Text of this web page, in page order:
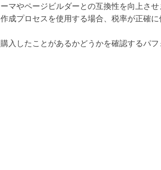
マやページビルダーとの互換性を向上させ
成プロセスを使用する場合、税率が正確
入したことがあるかどうかを確認するパ